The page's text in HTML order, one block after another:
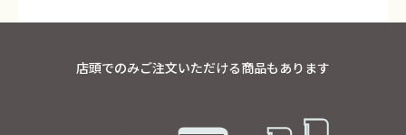
店頭でのみご注文いただける商品もあります